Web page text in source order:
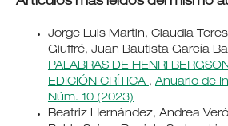
Jorge Luis Martin, Claudia
Giuffré, Juan Bautista García
PALABRAS DE HENRI
EDICIÓN CRÍTICA , Anuario de
Núm. 10 (2023)
Beatriz Hernández, Andrea